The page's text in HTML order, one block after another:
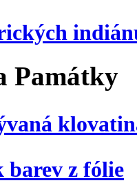
Památky
barev z fólie